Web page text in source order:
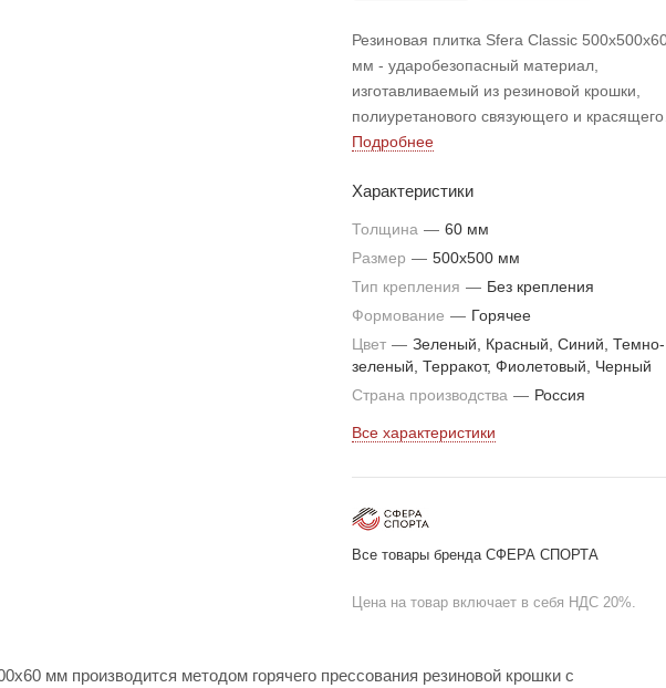
Резиновая плитка Sfera Classic
мм - ударобезопасный материал,
изготавливаемый из резиновой крошки,
полиуретанового связующего и красящего
пигмента методом холодного
обеспечивает хорошее сцепление плит,
основание и не производить
бетонное или асфальтное выравнивание
площадки.
Подробнее
Характеристики
Толщина — 60 мм
Размер — 500х500 мм
Тип крепления — Без крепления
Формование — Горячее
Цвет — Зеленый, Красный, Синий, Темно-
зеленый, Терракот, Фиолетовый, Черный
Страна производства — Россия
Все характеристики
Все товары бренда СФЕРА СПОРТА
Цена на товар включает в себя НДС 20%.
мм производится методом горячего прессования резиновой крошки с